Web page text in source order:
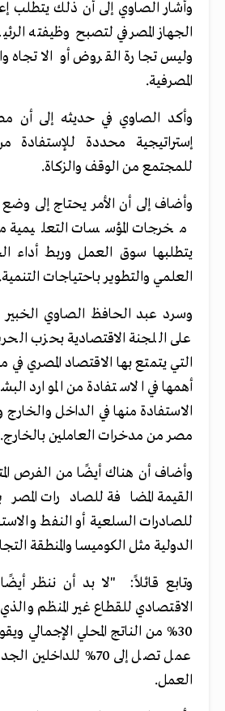
وأشار الصاوي إلى أن ذلك يتطلب
الجهاز المصرفي لتصبح وظيفته
وليس تجارة القروض أو الاتجاه
المصرفية.
وأكد الصاوي في حديثه إلى أن
إستراتيجية محددة للإستفادة
للمجتمع من الوقف والزكاة.
وأضاف إلى أن الأمر يحتاج إلى
مخرجات المؤسسات التعليمية
يتطلبها سوق العمل وربط أداء
العلمي والتطوير باحتياجات التنمية.
وسرد عبد الحافظ الصاوي الخبير
على اللجنة الاقتصادية بحزب
التي يتمتع بها الاقتصاد المصري
أهمها في الاستفادة من الموارد
الاستفادة منها في الداخل
مصر من مدخرات العاملين بالخارج.
وأضاف أن هناك أيضًا من الفرص
القيمة المضافة للصادرات
للصادرات السلعية أو النفط
الدولية مثل الكوميسا والمنطقة
وتابع قائلاً: "لا بد أن ننظر
الاقتصادي للقطاع غير المنظم
30% من الناتج المحلي الإجمالي
عمل تصل إلى 70%
العمل.